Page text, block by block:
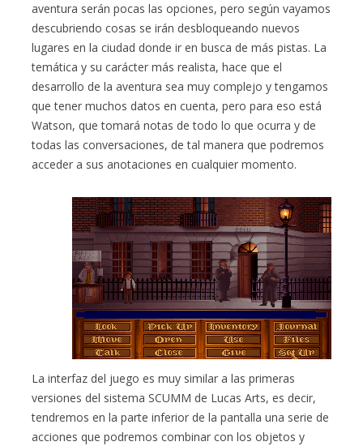
aventura serán pocas las opciones, pero según vayamos
descubriendo cosas se irán desbloqueando nuevos
lugares en la ciudad donde ir en busca de más pistas. La
temática y su carácter más realista, hace que el
desarrollo de la aventura sea muy complejo y tengamos
que tener muchos datos en cuenta, pero para eso está
Watson, que tomará notas de todo lo que ocurra y de
todas las conversaciones, de tal manera que podremos
acceder a sus anotaciones en cualquier momento.
La interfaz del juego es muy similar a las primeras
versiones del sistema SCUMM de Lucas Arts, es decir,
tendremos en la parte inferior de la pantalla una serie de
acciones que podremos combinar con los objetos y